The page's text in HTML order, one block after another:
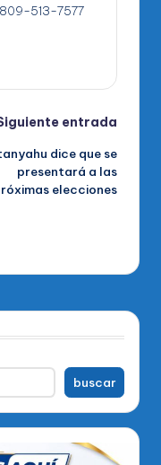
513-7577
entrada
dice que se
presentará a las
elecciones
buscar